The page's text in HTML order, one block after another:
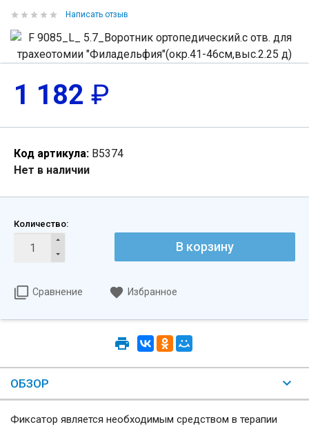
Написать отзыв
1 182 ₽
Код артикула: В5374
Нет в наличии
Количество:
В корзину
Сравнение Избранное
ОБЗОР
Фиксатор является необходимым средством в терапии